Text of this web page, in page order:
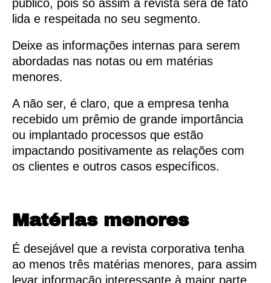
público, pois só assim a revista será de fato
lida e respeitada no seu segmento.
Deixe as informações internas para serem
abordadas nas notas ou em matérias
menores.
A não ser, é claro, que a empresa tenha
recebido um prêmio de grande importância
ou implantado processos que estão
impactando positivamente as relações com
os clientes e outros casos específicos.
Matérias menores
É desejável que a revista corporativa tenha
ao menos três matérias menores, para assim
levar informação interessante à maior parte